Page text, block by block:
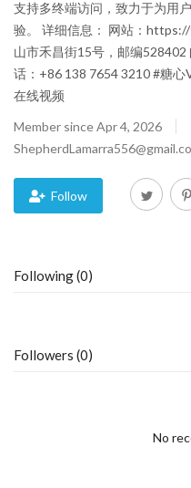
Blog
Trending
Fashion
News
支持多终端访问，致力于为用
验。 详细信息： 网站：
山市禾昌街15号，邮编528402
话：+86 138 7654 3210 #糖
在线视频
Member since Apr 4, 2026
Follow
Following (0)
Followers (0)
No